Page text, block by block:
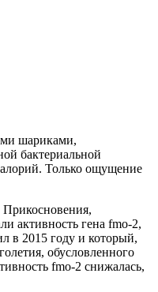
шариками,
бактериальной
Только ощущение
Прикосновения,
активность гена fmo-2,
в 2015 году и который,
обусловленного
fmo-2 снижалась,